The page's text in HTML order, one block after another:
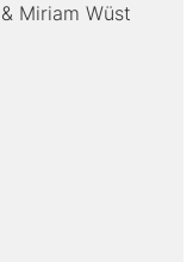
Miriam Wüst